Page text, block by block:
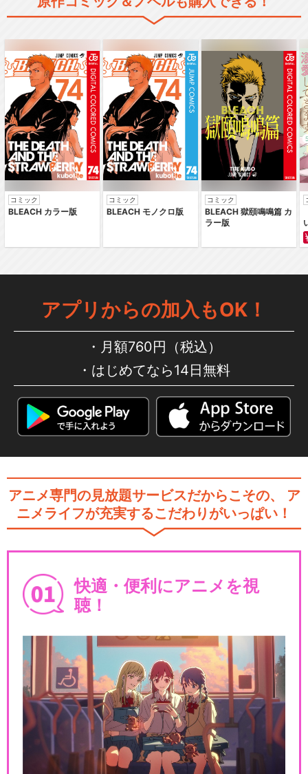
コミック
BLEACH カラー版
コミック
BLEACH モノクロ版
コミック
BLEACH 獄頤鳴鳴篇 カ
ラー版
アプリからの加入もOK！
月額760円（税込）
はじめてなら14日無料
アニメ専門の見放題サービスだからこその、
ア
ニメライフが充実するこだわりがいっぱい！
快適・便利にアニメを視
聴！